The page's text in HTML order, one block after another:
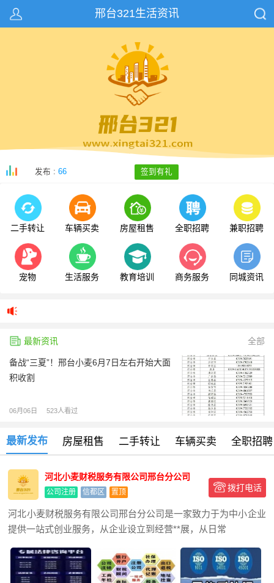
邢台321生活资讯
发布 : 66 签到有礼
二手转让 车辆买卖 房屋租售 全职招聘 兼职招聘
宠物 生活服务 教育培训 商务服务 同城资讯
最新资讯 全部
备战“三夏”！邢台小麦6月7日左右开始大面
积收割
06月06日 523人看过
最新发布 房屋租售 二手转让 车辆买卖 全职招聘
河北小麦财税服务有限公司邢台分公司
公司注册 信都区 置顶 拨打电话
河北小麦财税服务有限公司邢台分公司是一家致力于为中小企业
提供一站式创业服务，从企业设立到经营**展，从日常